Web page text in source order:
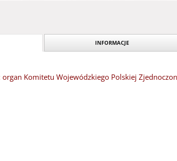
INFORMACJE
organ Komitetu Wojewódzkiego Polskiej